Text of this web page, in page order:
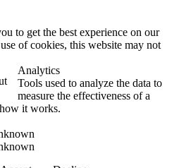
to get the best experience on our
of cookies, this website may not
Analytics
Tools used to analyze the data to
measure the effectiveness of a
it works.